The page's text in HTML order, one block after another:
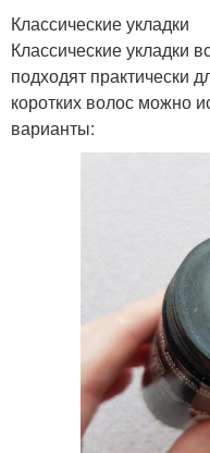
Классические укладки
Классические укладки
подходят практически
коротких волос можно
варианты: